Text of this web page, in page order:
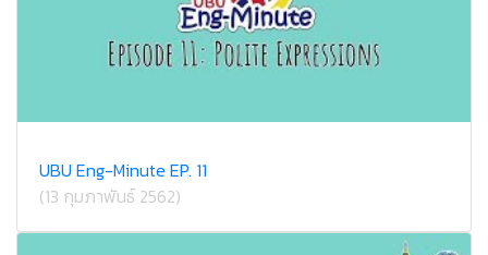
UBU Eng-Minute EP. 11
(13 กุมภาพันธ์ 2562)